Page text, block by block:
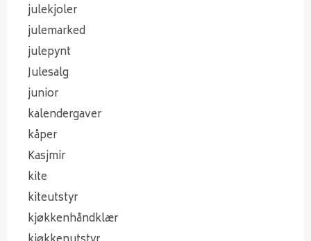
julekjoler
julemarked
julepynt
Julesalg
junior
kalendergaver
kåper
Kasjmir
kite
kiteutstyr
kjøkkenhåndklær